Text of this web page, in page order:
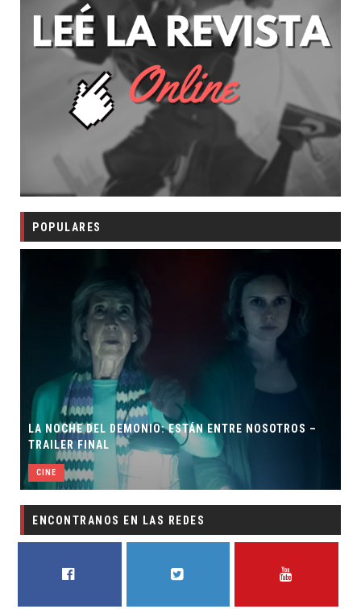
POPULARES
LA NOCHE DEL DEMONIO: ESTÁN ENTRE NOSOTROS –
TRAILER FINAL
CINE
ENCONTRANOS EN LAS REDES